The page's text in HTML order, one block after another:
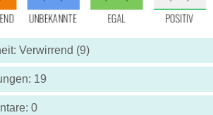
Verwirrend (9)
19
0